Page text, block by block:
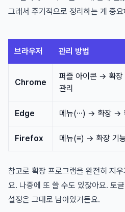
그래서 주기적으로 정리하는 게 중요
브라우저 관리 방법
Chrome
퍼즐 아이콘 → 확장
관리
Edge 메뉴(⋯) → 확장 →
Firefox 메뉴(≡) → 확장 기
참고로 확장 프로그램을 완전히 지
요. 나중에 또 쓸 수도 있잖아요. 토
설정은 그대로 남아있거든요.